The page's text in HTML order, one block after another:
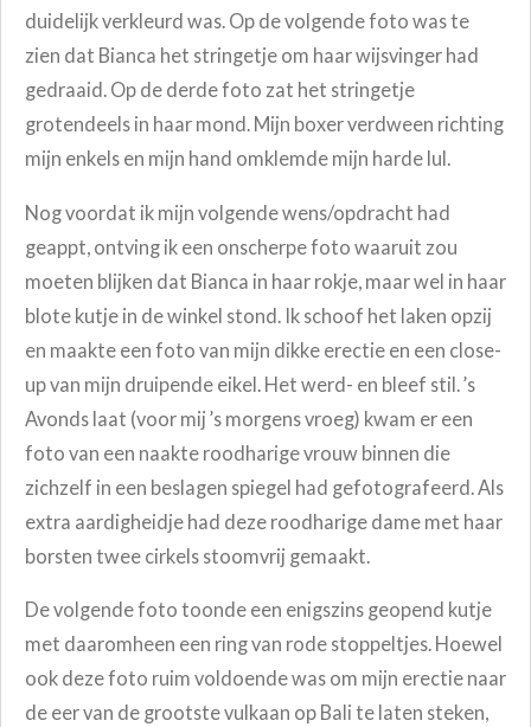
duidelijk verkleurd was. Op de volgende foto was te
zien dat Bianca het stringetje om haar wijsvinger had
gedraaid. Op de derde foto zat het stringetje
grotendeels in haar mond. Mijn boxer verdween richting
mijn enkels en mijn hand omklemde mijn harde lul.
Nog voordat ik mijn volgende wens/opdracht had
geappt, ontving ik een onscherpe foto waaruit zou
moeten blijken dat Bianca in haar rokje, maar wel in haar
blote kutje in de winkel stond. Ik schoof het laken opzij
en maakte een foto van mijn dikke erectie en een close-
up van mijn druipende eikel. Het werd- en bleef stil. ’s
Avonds laat (voor mij ’s morgens vroeg) kwam er een
foto van een naakte roodharige vrouw binnen die
zichzelf in een beslagen spiegel had gefotografeerd. Als
extra aardigheidje had deze roodharige dame met haar
borsten twee cirkels stoomvrij gemaakt.
De volgende foto toonde een enigszins geopend kutje
met daaromheen een ring van rode stoppeltjes. Hoewel
ook deze foto ruim voldoende was om mijn erectie naar
de eer van de grootste vulkaan op Bali te laten steken,